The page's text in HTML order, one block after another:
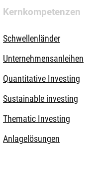
Kernkompetenzen
Schwellenländer
Unternehmensanleihen
Quantitative Investing
Sustainable investing
Thematic Investing
Anlagelösungen